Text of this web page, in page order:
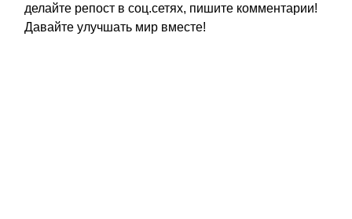
делайте репост в соц.сетях, пишите комментарии!
Давайте улучшать мир вместе!